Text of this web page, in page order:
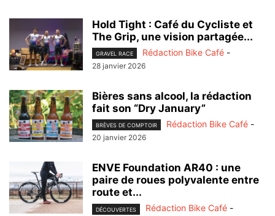
Hold Tight : Café du Cycliste et
The Grip, une vision partagée...
GRAVEL RACE Rédaction Bike Café -
28 janvier 2026
Bières sans alcool, la rédaction
fait son “Dry January”
BRÈVES DE COMPTOIR Rédaction Bike Café -
20 janvier 2026
ENVE Foundation AR40 : une
paire de roues polyvalente entre
route et...
DÉCOUVERTES Rédaction Bike Café -